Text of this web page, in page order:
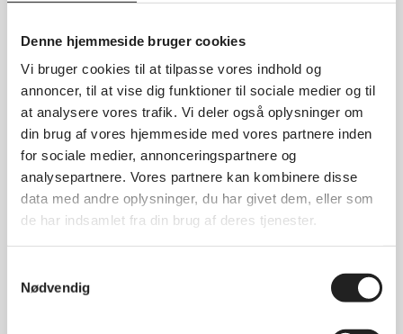
Denne hjemmeside bruger cookies
Vi bruger cookies til at tilpasse vores indhold og
annoncer, til at vise dig funktioner til sociale medier og til
at analysere vores trafik. Vi deler også oplysninger om
din brug af vores hjemmeside med vores partnere inden
for sociale medier, annonceringspartnere og
analysepartnere. Vores partnere kan kombinere disse
data med andre oplysninger, du har givet dem, eller som
de har indsamlet fra din brug af deres tjenester.
Nødvendig
maj 2025
april 2025
marts 2025
januar 2025
december 2024
november 2024
oktober 2024
juni 2024